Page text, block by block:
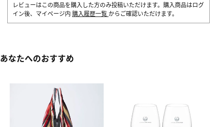
レビューはこの商品を購入した方のみ投稿いただけます。購入商品はログ
イン後、マイページ内 購入履歴一覧 からご確認いただけます。
あなたへのおすすめ